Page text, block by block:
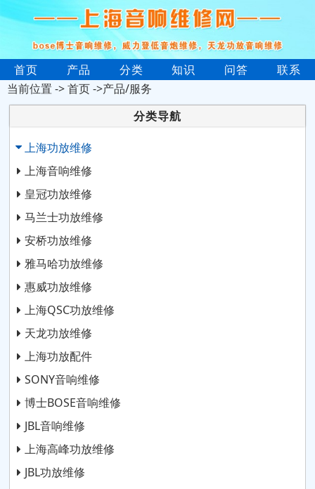
首页 产品 分类 知识 问答
联系
当前位置 ->首页->产品/服务
分类导航
上海功放维修
上海音响维修
皇冠功放维修
马兰士功放维修
安桥功放维修
雅马哈功放维修
惠威功放维修
上海QSC功放维修
天龙功放维修
上海功放配件
SONY音响维修
博士BOSE音响维修
JBL音响维修
上海高峰功放维修
JBL功放维修